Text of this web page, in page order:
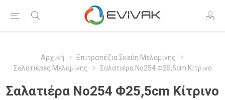
Αρχική
Επιτραπέζια Σκεύη Μελαμίνης
Σαλατιέρες Μελαμίνης
Σαλατιέρα Νο254 Φ25,5cm Κίτρινο
Σαλατιέρα Νο254 Φ25,5cm Κίτρινο